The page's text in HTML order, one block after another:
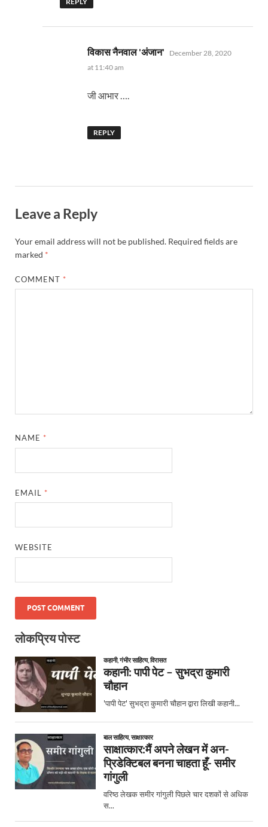
विकास नैनवाल 'अंजान' says:
December 28, 2020
at 11:40 am
जी आभार ….
REPLY
Leave a Reply
Your email address will not be published. Required fields are
marked *
COMMENT *
NAME *
EMAIL *
WEBSITE
लोकप्रिय पोस्ट